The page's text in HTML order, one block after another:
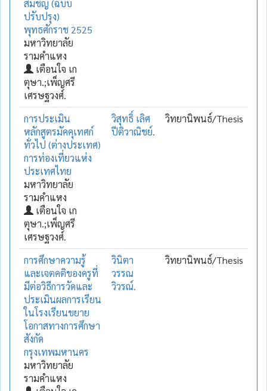
สัมชัญ (ฉบับ
ปรับปรุง)
พุทธศักราช 2525
มหาวิทยาลัย
รามคำแหง
เตือนใจ เก
ตุษา.;เพ็ญศรี
เศรษฐวงศ์.
การประเมิน
หลักสูตรมัคคุเทศก์
ทั่วไป (ต่างประเทศ)
การท่องเที่ยวแห่ง
ประเทศไทย
มหาวิทยาลัย
รามคำแหง
เตือนใจ เก
ตุษา.;เพ็ญศรี
เศรษฐวงศ์.
วิสุทธิ์ เลิศ
ปีติวาณิชย์.
วิทยานิพนธ์/Thesis
การศึกษาความรู้
และเจตคติของครูที่
มีต่อวิธีการวัดและ
ประเมินผลการเรียน
ในโรงเรียนขยาย
โอกาสทางการศึกษา
สังกัด
กรุงเทพมหานคร
มหาวิทยาลัย
รามคำแหง
วินิตา
วรรณ
วิวรณ์.
วิทยานิพนธ์/Thesis